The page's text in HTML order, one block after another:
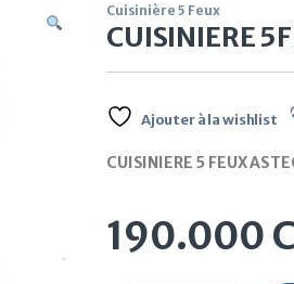
Cuisinière 5 Feux
CUISINIERE
Ajouter à la wishlist
CUISINIERE 5 FEUX
190.000